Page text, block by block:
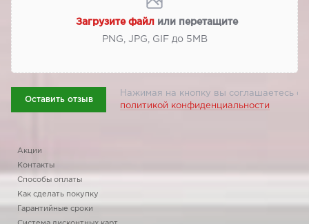
Загрузите файл или перетащите
PNG, JPG, GIF до 5МВ
Оставить отзыв
Нажимая на кнопку вы соглашаетесь с
политикой конфиденциальности
Акции
Контакты
Способы оплаты
Как сделать покупку
Гарантийные сроки